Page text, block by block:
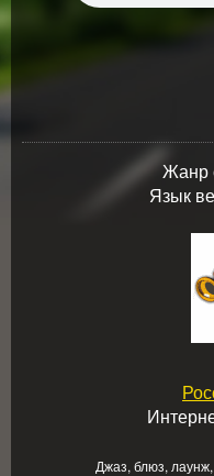
Жанр
Язык
Джаз, блюз,